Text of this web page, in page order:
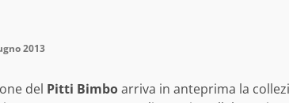
2013
del Pitti Bimboarriva in anteprima la